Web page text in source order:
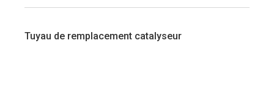
Tuyau de remplacement catalyseur